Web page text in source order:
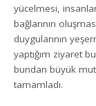
yücelmesi,
bağlarının
duygularının
yaptığım ziyaret
bundan büyük
tamamladı.